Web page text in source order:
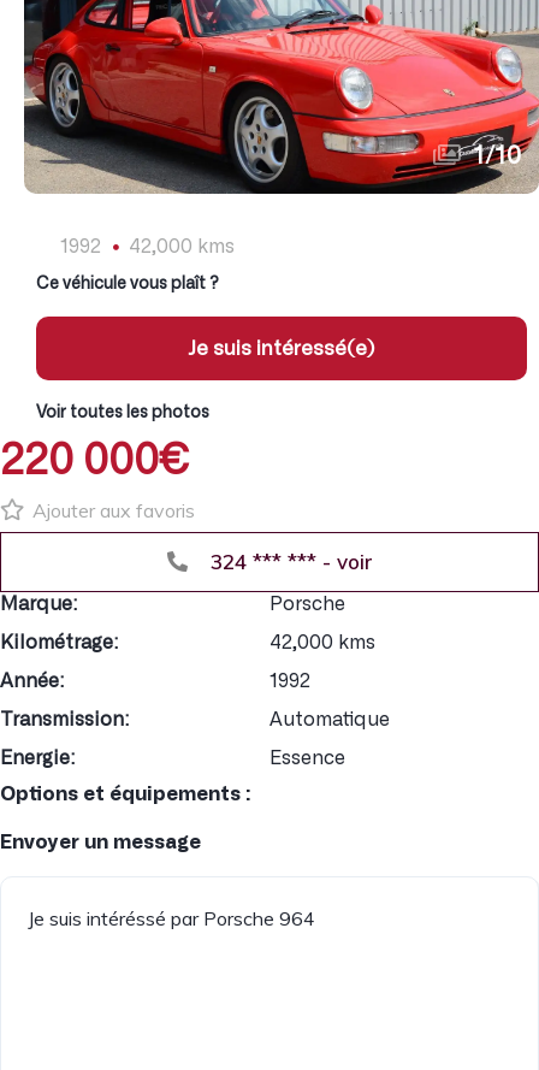
1/10
1992 42,000 kms
Ce véhicule vous plaît ?
Je suis intéressé(e)
Voir toutes les photos
220 000€
Ajouter aux favoris
324 *** *** - voir
Marque:
Porsche
Kilométrage:
42,000 kms
Année:
1992
Transmission:
Automatique
Energie:
Essence
Options et équipements :
Envoyer un message